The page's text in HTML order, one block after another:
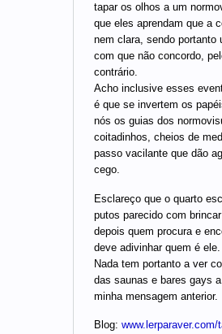
tapar os olhos a um
que eles aprendam que a
nem clara, sendo portanto
com que não concordo,
contrário.
Acho inclusive esses
é que se invertem os
nós os guias dos
coitadinhos, cheios de
passo vacilante que dão
cego.
Esclareço que o quarto
putos parecido com
depois quem procura e
deve adivinhar quem é ele.
Nada tem portanto a ver
das saunas e bares gays
minha mensagem anterior.
Blog: www.lerparaver.com/